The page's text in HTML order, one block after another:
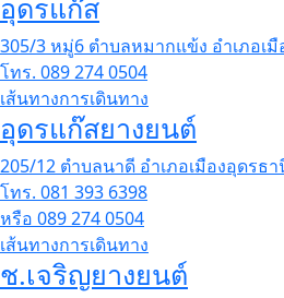
อุดรแก๊ส
305/3 หมู่6 ตำบลหมากแข้ง อำเภอเ
โทร. 089 274 0504
เส้นทางการเดินทาง
อุดรแก๊สยางยนต์
205/12 ตำบลนาดี อำเภอเมืองอุดรธ
โทร. 081 393 6398
หรือ 089 274 0504
เส้นทางการเดินทาง
ช.เจริญยางยนต์